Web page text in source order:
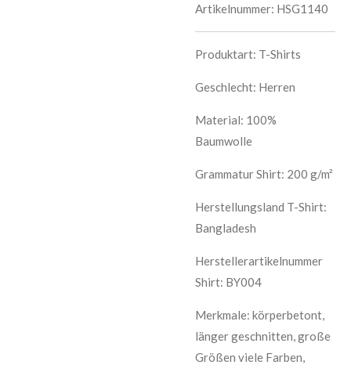
Artikelnummer: HSG1140
Produktart: T-Shirts
Geschlecht: Herren
Material: 100%
Baumwolle
Grammatur Shirt: 200 g/m²
Herstellungsland T-Shirt:
Bangladesh
Herstellerartikelnummer
Shirt: BY004
Merkmale: körperbetont,
länger geschnitten, große
Größen viele Farben,